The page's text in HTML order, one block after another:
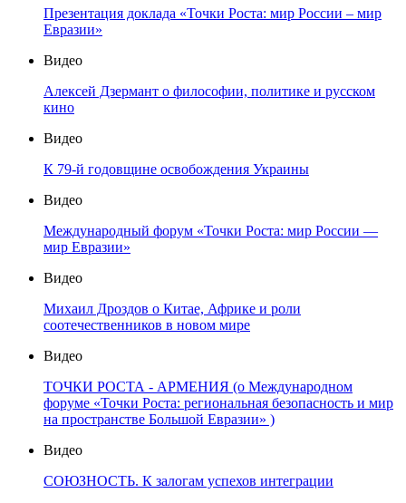
Презентация доклада «Точки Роста: мир России – мир
Евразии»
Видео
Алексей Дзермант о философии, политике и русском
кино
Видео
К 79-й годовщине освобождения Украины
Видео
Международный форум «Точки Роста: мир России —
мир Евразии»
Видео
Михаил Дроздов о Китае, Африке и роли
соотечественников в новом мире
Видео
ТОЧКИ РОСТА - АРМЕНИЯ (о Международном
форуме «Точки Роста: региональная безопасность и мир
на пространстве Большой Евразии» )
Видео
СОЮЗНОСТЬ. К залогам успехов интеграции